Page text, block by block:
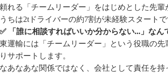
頼れる「チームリーダー」をはじめとした先輩
うちは2tドライバーの約7割が未経験スタートで
✅ 「誰に相談すればいいか分からない...」なん
東運輸には「チームリーダー」という役職の
りサポートします。
なあなあな関係ではなく、会社として責任を